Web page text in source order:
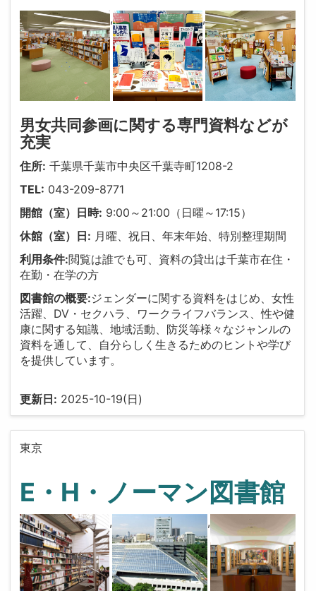
, ,
男女共同参画に関する専門資料などが
充実
住所: 千葉県千葉市中央区千葉寺町1208-2
TEL: 043-209-8771
開館（室）日時: 9:00～21:00（日曜～17:15）
休館（室）日: 月曜、祝日、年末年始、特別整理期間
利用条件:閲覧は誰でも可、資料の貸出は千葉市在住・
在勤・在学の方
図書館の概要:ジェンダーに関する資料をはじめ、女性
活躍、DV・セクハラ、ワークライフバランス、性や健
康に関する知識、地域活動、防災等様々なジャンルの
資料を通して、自分らしく生きるためのヒントや学び
を提供しています。
更新日: 2025-10-19(日)
東京
E・H・ノーマン図書館
, ,